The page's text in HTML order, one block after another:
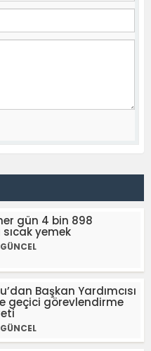
gün 4 bin 898
yemek
GÜNCEL
Başkan Yardımcısı
geçici görevlendirme
GÜNCEL